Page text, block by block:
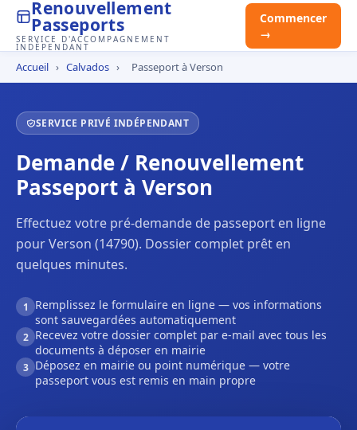
Renouvellement
Passeports
SERVICE D'ACCOMPAGNEMENT
INDÉPENDANT
Commencer
→
Accueil › Calvados › Passeport à Verson
SERVICE PRIVÉ INDÉPENDANT
Demande / Renouvellement
Passeport à Verson
Effectuez votre pré-demande de passeport en ligne
pour Verson (14790). Dossier complet prêt en
quelques minutes.
1
Remplissez le formulaire en ligne — vos informations
sont sauvegardées automatiquement
2 Recevez votre dossier complet par e-mail avec tous les
documents à déposer en mairie
3 Déposez en mairie ou point numérique — votre
passeport vous est remis en main propre